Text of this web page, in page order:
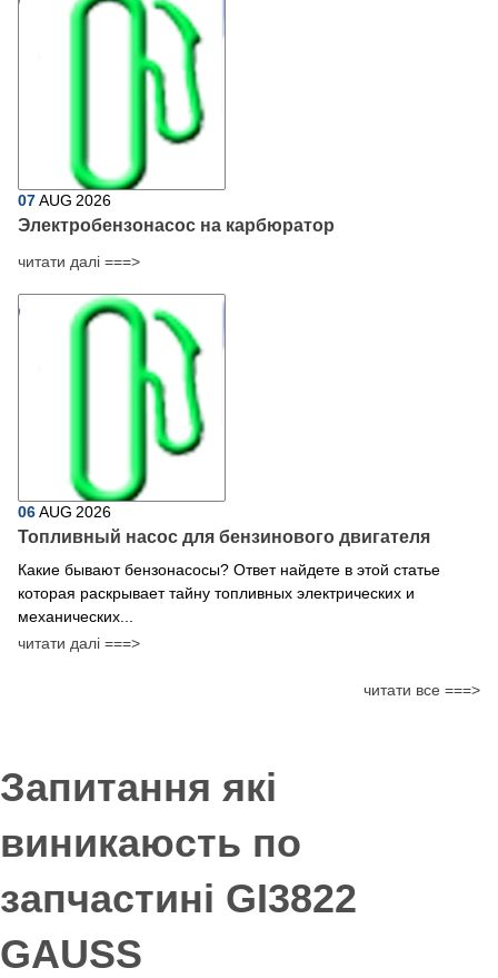
07AUG 2026
Электробензонасос на карбюратор
читати далі ===>
06AUG 2026
Топливный насос для бензинового двигателя
Какие бывают бензонасосы? Ответ найдете в этой статье
которая раскрывает тайну топливных электрических и
механических...
читати далі ===>
читати все ===>
Запитання які
виникаюсть по
запчастині GI3822
GAUSS